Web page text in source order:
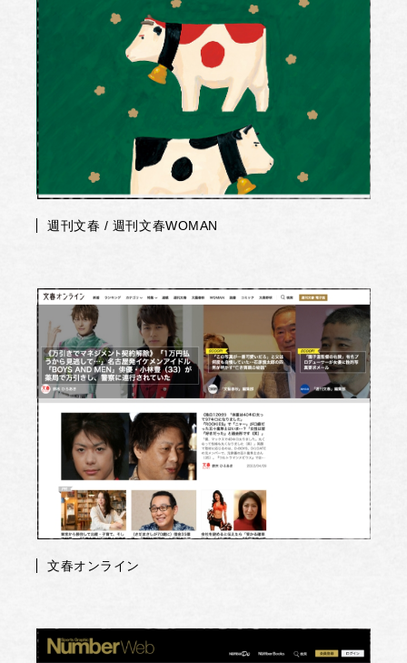
週刊文春 / 週刊文春WOMAN
文春オンライン